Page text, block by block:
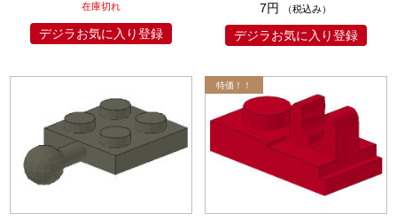
在庫切れ
デジラお気に入り登録
7円
（税込み）
デジラお気に入り登録